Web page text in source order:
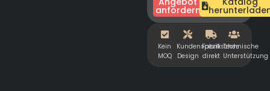
anfordern
Kein
MOQ
Kundenspezifisches
Design
Fabrik
direkt
Technische
Unterstützung